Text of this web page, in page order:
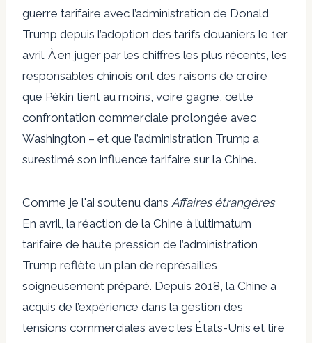
guerre tarifaire avec l’administration de Donald
Trump depuis l’adoption des tarifs douaniers le 1er
avril. À en juger par les chiffres les plus récents, les
responsables chinois ont des raisons de croire
que Pékin tient au moins, voire gagne, cette
confrontation commerciale prolongée avec
Washington – et que l’administration Trump a
surestimé son influence tarifaire sur la Chine.
Comme je l'ai soutenu dans Affaires étrangères
En avril, la réaction de la Chine à l’ultimatum
tarifaire de haute pression de l’administration
Trump reflète un plan de représailles
soigneusement préparé. Depuis 2018, la Chine a
acquis de l’expérience dans la gestion des
tensions commerciales avec les États-Unis et tire